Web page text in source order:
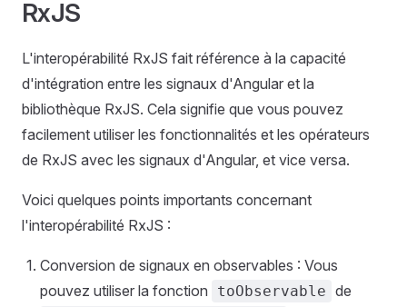
RxJS
L'interopérabilité RxJS fait référence à la capacité
d'intégration entre les signaux d'Angular et la
bibliothèque RxJS. Cela signifie que vous pouvez
facilement utiliser les fonctionnalités et les opérateurs
de RxJS avec les signaux d'Angular, et vice versa.
Voici quelques points importants concernant
l'interopérabilité RxJS :
Conversion de signaux en observables : Vous
pouvez utiliser la fonction
toObservable de